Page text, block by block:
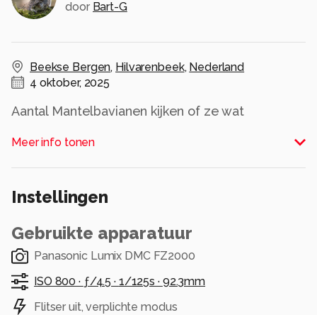
door Bart-G
Beekse Bergen, Hilvarenbeek, Nederland
4 oktober, 2025
Aantal Mantelbavianen kijken of ze wat
Meer info tonen
Instellingen
Gebruikte apparatuur
Panasonic Lumix DMC FZ2000
ISO 800 · ƒ/4.5 · 1/125s · 92.3mm
Flitser uit, verplichte modus